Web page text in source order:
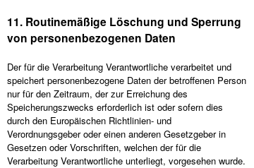
11. Routinemäßige Löschung und Sperrung
von personenbezogenen Daten
Der für die Verarbeitung Verantwortliche verarbeitet und
speichert personenbezogene Daten der betroffenen Person
nur für den Zeitraum, der zur Erreichung des
Speicherungszwecks erforderlich ist oder sofern dies
durch den Europäischen Richtlinien- und
Verordnungsgeber oder einen anderen Gesetzgeber in
Gesetzen oder Vorschriften, welchen der für die
Verarbeitung Verantwortliche unterliegt, vorgesehen wurde.